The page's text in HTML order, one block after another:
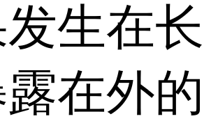
生在长
在外的